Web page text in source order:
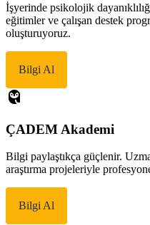
İşyerinde psikolojik
eğitimler ve çalışan destek
oluşturuyoruz.
Bilgi Al
ÇADEM Akademi
Bilgi paylaştıkça güçlenir.
araştırma projeleriyle
Bilgi Al